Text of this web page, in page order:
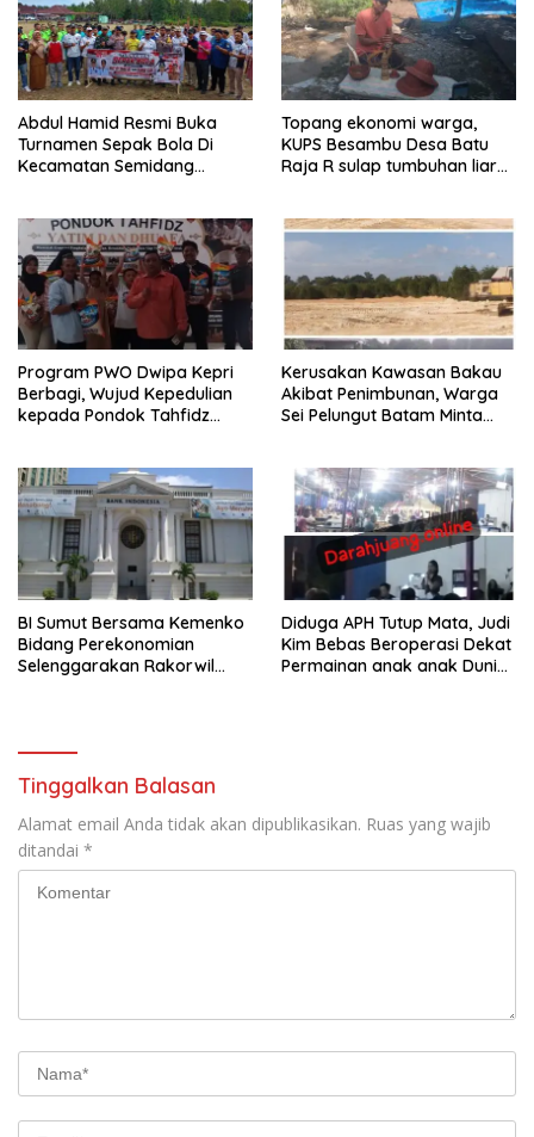
Abdul Hamid Resmi Buka
Turnamen Sepak Bola Di
Kecamatan Semidang
Tahun 2026
Topang ekonomi warga,
KUPS Besambu Desa Batu
Raja R sulap tumbuhan liar
Program PWO Dwipa Kepri
Berbagi, Wujud Kepedulian
kepada Pondok Tahfidz
Kerusakan Kawasan Bakau
Akibat Penimbunan, Warga
Sei Pelungut Batam Minta
BI Sumut Bersama Kemenko
Bidang Perekonomian
Selenggarakan Rakorwil
Diduga APH Tutup Mata, Judi
Kim Bebas Beroperasi Dekat
Permainan anak anak Dunia
Tinggalkan Balasan
Alamat email Anda tidak akan dipublikasikan. Ruas yang wajib
ditandai *